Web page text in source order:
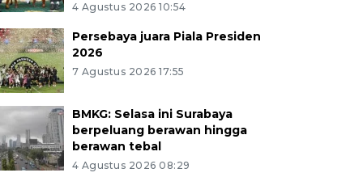
4 Agustus 2026 10:54
Persebaya juara Piala Presiden
2026
7 Agustus 2026 17:55
BMKG: Selasa ini Surabaya
berpeluang berawan hingga
berawan tebal
4 Agustus 2026 08:29